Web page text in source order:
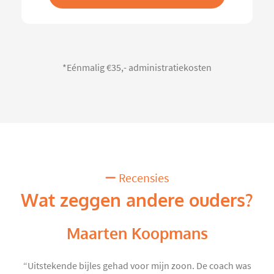
*Eénmalig €35,- administratiekosten
Recensies
Wat zeggen andere ouders?
Maarten Koopmans
“Uitstekende bijles gehad voor mijn zoon. De coach was